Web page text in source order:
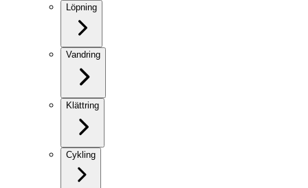
Löpning
Vandring
Klättring
Cykling